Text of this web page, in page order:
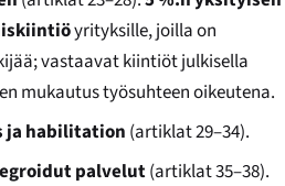
yrityksille, joilla on
vastaavat kiintiöt julkisella
mukautus työsuhteen oikeutena.
ja habilitation (artiklat 29–34).
palvelut(artiklat 35–38).